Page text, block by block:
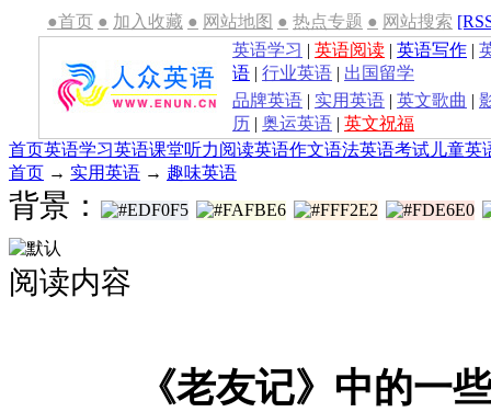
●首页 ● 加入收藏 ● 网站地图 ● 热点专题 ● 网站搜索
英语学习 | 英语阅读 | 英语写作 |
语 | 行业英语 | 出国留学
品牌英语 | 实用英语 | 英文歌曲 |
历 | 奥运英语 | 英文祝福
首页英语学习英语课堂听力阅读英语作文语法英语考试 儿童英
首页 → 实用英语 → 趣味英语
背景：
阅读内容
《老友记》中的一